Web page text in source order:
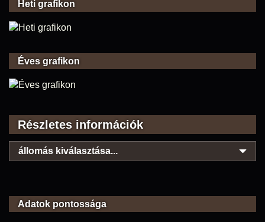
Heti grafikon
Éves grafikon
Részletes információk
állomás kiválasztása...
Adatok pontossága